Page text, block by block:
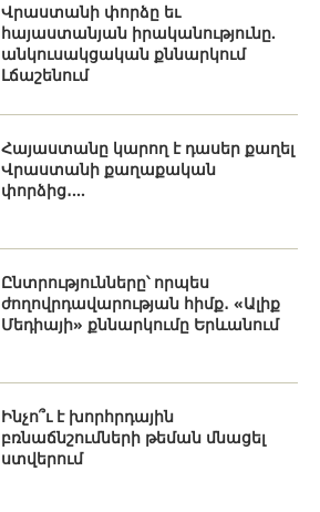
Վրաստանի փորձը եւ
հայաստանյան իրականությունը.
անկուսակցական քննարկում
Լճաշենում
Հայաստանը կարող է դասեր քաղել
Վրաստանի քաղաքական
փորձից․...
Ընտրությունները՝ որպես
ժողովրդավարության հիմք․ «Ալիք
Մեդիայի» քննարկումը Երևանում
Ինչո՞ւ է խորհրդային
բռնաճնշումների թեման մնացել
ստվերում